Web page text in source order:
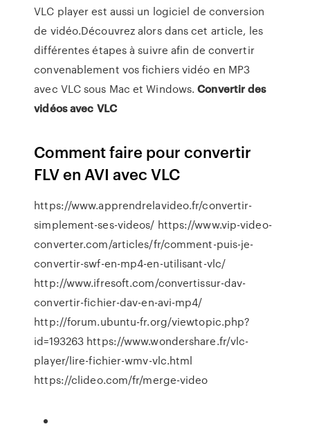
VLC player est aussi un logiciel de conversion
de vidéo.Découvrez alors dans cet article, les
différentes étapes à suivre afin de convertir
convenablement vos fichiers vidéo en MP3
avec VLC sous Mac et Windows.Convertir des
vidéosavec VLC
Comment faire pour convertir
FLV en AVI avec VLC
https://www.apprendrelavideo.fr/convertir-
simplement-ses-videos/ https://www.vip-video-
converter.com/articles/fr/comment-puis-je-
convertir-swf-en-mp4-en-utilisant-vlc/
http://www.ifresoft.com/convertissur-dav-
convertir-fichier-dav-en-avi-mp4/
http://forum.ubuntu-fr.org/viewtopic.php?
id=193263 https://www.wondershare.fr/vlc-
player/lire-fichier-wmv-vlc.html
https://clideo.com/fr/merge-video